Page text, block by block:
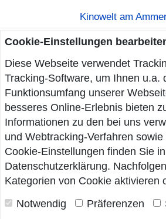
Kinowelt am
Cookie-Einstellungen
Diese Webseite verwendet
Tracking-Software, um Ihnen u.a.
Funktionsumfang unserer
besseres Online-Erlebnis bieten
Informationen zu den bei uns
und Webtracking-Verfahren
Cookie-Einstellungen finden Sie
Datenschutzerklärung.
Kategorien von Cookie aktivieren
Notwendig
Präferenzen